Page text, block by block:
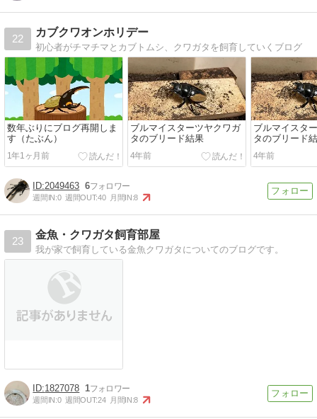
22
カブクワオンホリデー
初心者がチマチマとカブトムシ、クワガタを飼育していくブログ
数年ぶりにブログ再開しま
す（たぶん）
1年1ヶ月前
ブルマイスターツヤクワガ
タのブリード結果
4年前
ブルマイスタ
タのブリード
4年前
2049463 6
週間IN:0 週間OUT:40 月間IN:8
23
金魚・クワガタ飼育部屋
我が家で飼育している金魚クワガタについてのブログです。
1827078 1
週間IN:0 週間OUT:24 月間IN:8